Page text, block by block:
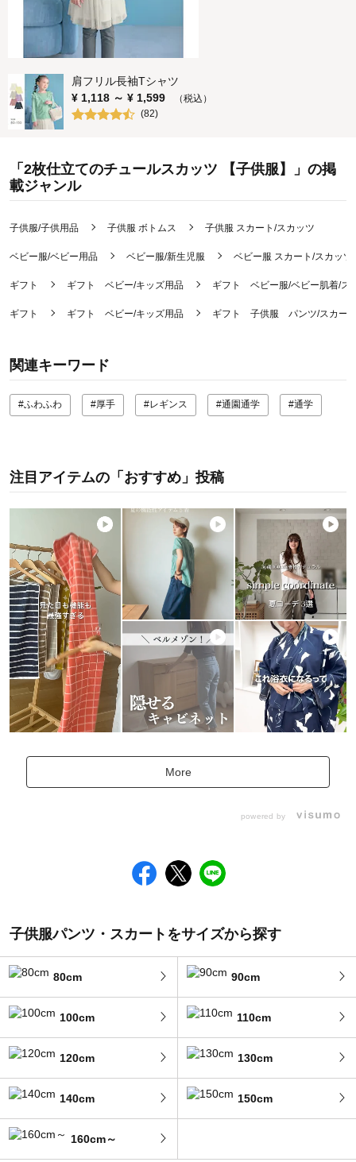
肩フリル長袖Tシャツ
¥ 1,118 ～ ¥ 1,599
（税込）
(82)
「2枚仕立てのチュールスカッツ 【子供服】」の掲
載ジャンル
子供服/子供用品 子供服 ボトムス 子供服 スカート/スカッツ
ベビー服/ベビー用品 ベビー服/新生児服 ベビー服 スカート/スカッツ
ギフト ギフト ベビー/キッズ用品 ギフト ベビー服/ベビー肌着/ス
ギフト ギフト ベビー/キッズ用品 ギフト 子供服 パンツ/スカー
関連キーワード
#ふわふわ #厚手 #レギンス #通園通学 #通学
注目アイテムの「おすすめ」投稿
More
powered by
子供服パンツ・スカートをサイズから探す
80cm 90cm
100cm 110cm
120cm 130cm
140cm 150cm
160cm～